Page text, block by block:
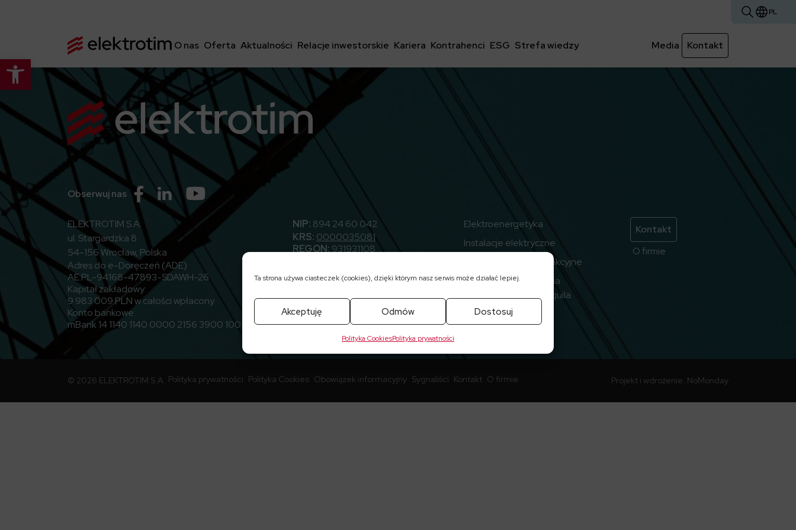
Otwórz pasek narzędzi
Ta strona używa ciasteczek (cookies), dzięki którym nasz serwis może działać lepiej.
Akceptuję Odmów Dostosuj
Polityka CookiesPolityka prywatności
PL
O nas Oferta Aktualności Relacje inwestorskie Kariera Kontrahenci ESG Strefa wiedzy Media Kontakt
Obserwuj nas Przejdź do Facebook
Przejdź do LinkedinPrzejdź do Youtube
ELEKTROTIM S.A.
ul. Stargardzka 8
54-156 Wrocław, Polska
Adres do e-Doręczeń (ADE)
AE:PL-94168-47893-SDAWH-26
Kapitał zakładowy:
9 983 009 PLN w całości wpłacony
Konto bankowe:
mBank 14 1140 1140 0000 2156 3900 1001
NIP: 894 24 60 042
KRS: 0000035081
REGON: 931931108
Fabrycznej VI Wydział Gospodarczy
Krajowego Rejestru Sądowego
Elektroenergetyka
Instalacje elektryczne
Zasilanie i systemy trakcyjne
Platforma Zarządzania
Bezpieczeństwem Aquila
Magazyny energii
Kontakt
O firmie
Polityka prywatności Polityka Cookies Obowiązek informacyjny Sygnaliści Kontakt O firmie
© 2026 ELEKTROTIM S.A. Projekt i wdrożenie: NoMonday